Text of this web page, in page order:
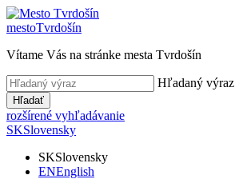
mestoTvrdošín
Vítame Vás na stránke mesta Tvrdošín
Hľadaný výraz
Hľadať
rozšírené vyhľadávanie
SKSlovensky
SKSlovensky
ENEnglish